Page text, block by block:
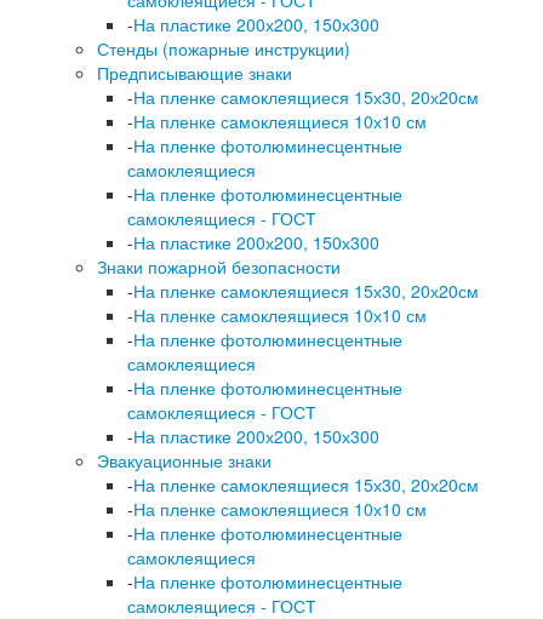
-На пластике 200х200, 150х300
Стенды (пожарные инструкции)
Предписывающие знаки
-На пленке самоклеящиеся 15х30, 20х20см
-На пленке самоклеящиеся 10х10 см
-На пленке фотолюминесцентные
самоклеящиеся
-На пленке фотолюминесцентные
самоклеящиеся - ГОСТ
-На пластике 200х200, 150х300
Знаки пожарной безопасности
-На пленке самоклеящиеся 15х30, 20х20см
-На пленке самоклеящиеся 10х10 см
-На пленке фотолюминесцентные
самоклеящиеся
-На пленке фотолюминесцентные
самоклеящиеся - ГОСТ
-На пластике 200х200, 150х300
Эвакуационные знаки
-На пленке самоклеящиеся 15х30, 20х20см
-На пленке самоклеящиеся 10х10 см
-На пленке фотолюминесцентные
самоклеящиеся
-На пленке фотолюминесцентные
самоклеящиеся - ГОСТ